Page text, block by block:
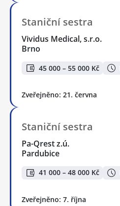
Staniční sestra
Vividus Medical, s.r.o.
Brno
45 000 – 55 000 Kč
Zveřejněno: 21. června
Staniční sestra
Pa-Qrest z.ú.
Pardubice
41 000 – 48 000 Kč
Zveřejněno: 7. října